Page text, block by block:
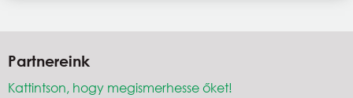
Partnereink
Kattintson, hogy megismerhesse őket!